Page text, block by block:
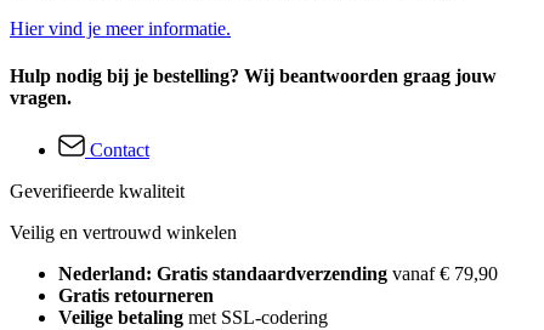
Hier vind je meer informatie.
Hulp nodig bij je bestelling? Wij beantwoorden graag jouw
vragen.
Contact
Geverifieerde kwaliteit
Veilig en vertrouwd winkelen
Nederland: Gratis standaardverzending vanaf € 79,90
Gratis retourneren
Veilige betaling met SSL-codering